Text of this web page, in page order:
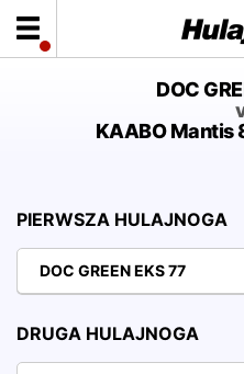
DOC
KAABO Mantis
PIERWSZA HULAJNOGA
DOC GREEN EKS 77
DRUGA HULAJNOGA